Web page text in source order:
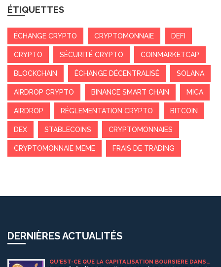
ÉTIQUETTES
ÉCHANGE CRYPTO CRYPTOMONNAIE DEFI
CRYPTO SÉCURITÉ CRYPTO COINMARKETCAP
BLOCKCHAIN ÉCHANGE DÉCENTRALISÉ SOLANA
AIRDROP CRYPTO BINANCE SMART CHAIN MICA
AIRDROP RÉGLEMENTATION CRYPTO BITCOIN
DEX STABLECOINS CRYPTOMONNAIES
CRYPTOMONNAIE MEME FRAIS DE TRADING
DERNIÈRES ACTUALITÉS
QU'EST-CE QUE LA CAPITALISATION BOURSIÈRE DANS